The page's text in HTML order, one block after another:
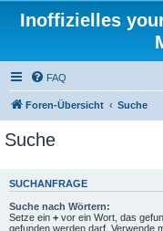
Inoffizielles
FAQ
Foren-Übersicht Suche
Suche
SUCHANFRAGE
Suche nach Wörtern:
Setze ein + vor ein Wort, das
gefunden werden darf. Verwende